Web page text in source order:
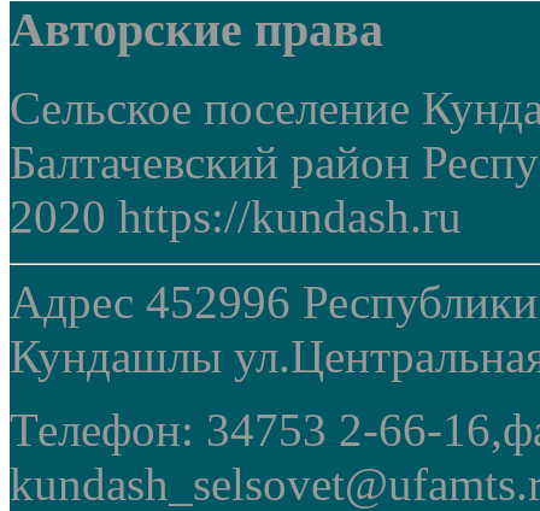
Авторские права
Сельское поселение
Балтачевский район
2020 https://kundash.ru
Адрес 452996
Кундашлы
Телефон: 34753 2-66-